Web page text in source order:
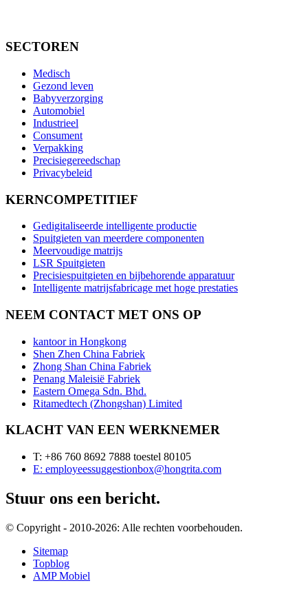
SECTOREN
Medisch
Gezond leven
Babyverzorging
Automobiel
Industrieel
Consument
Verpakking
Precisiegereedschap
Privacybeleid
KERNCOMPETITIEF
Gedigitaliseerde intelligente productie
Spuitgieten van meerdere componenten
Meervoudige matrijs
LSR Spuitgieten
Precisiespuitgieten en bijbehorende apparatuur
Intelligente matrijsfabricage met hoge prestaties
NEEM CONTACT MET ONS OP
kantoor in Hongkong
Shen Zhen China Fabriek
Zhong Shan China Fabriek
Penang Maleisië Fabriek
Eastern Omega Sdn. Bhd.
Ritamedtech (Zhongshan) Limited
KLACHT VAN EEN WERKNEMER
T: +86 760 8692 7888 toestel 80105
E: employeessuggestionbox@hongrita.com
Stuur ons een bericht.
© Copyright - 2010-2026: Alle rechten voorbehouden.
Sitemap
Topblog
AMP Mobiel